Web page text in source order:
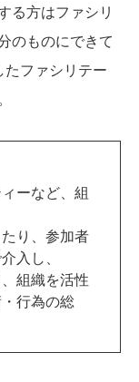
る方はファシリ
のものにできて
ファシリテー
ーなど、組
り、参加者
入し、
組織を活性
行為の総